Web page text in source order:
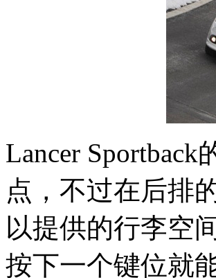
Lancer
点，不过在后排
以提供的行李空
按下一个键位就